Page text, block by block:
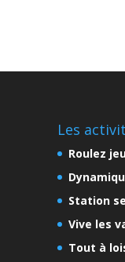
Les
Roulez
Station
Vive les
Tout à